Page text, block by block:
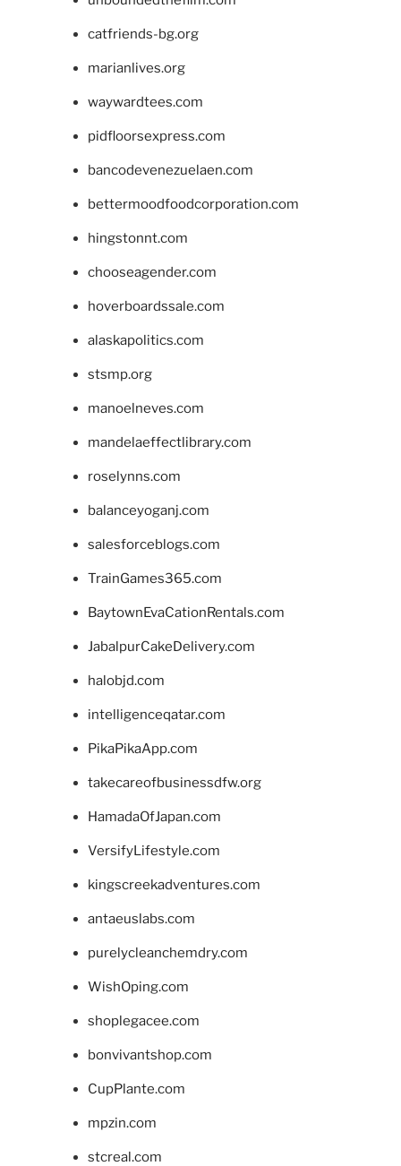
catfriends-bg.org
marianlives.org
waywardtees.com
pidfloorsexpress.com
bancodevenezuelaen.com
bettermoodfoodcorporation.com
hingstonnt.com
chooseagender.com
hoverboardssale.com
alaskapolitics.com
stsmp.org
manoelneves.com
mandelaeffectlibrary.com
roselynns.com
balanceyoganj.com
salesforceblogs.com
TrainGames365.com
BaytownEvaCationRentals.com
JabalpurCakeDelivery.com
halobjd.com
intelligenceqatar.com
PikaPikaApp.com
takecareofbusinessdfw.org
HamadaOfJapan.com
VersifyLifestyle.com
kingscreekadventures.com
antaeuslabs.com
purelycleanchemdry.com
WishOping.com
shoplegacee.com
bonvivantshop.com
CupPlante.com
mpzin.com
stcreal.com